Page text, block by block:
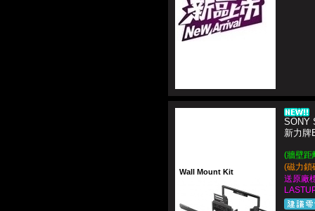
Wall Mount Kit
SONY
新力牌
(牆壁距
(磁力鎖
送原廠